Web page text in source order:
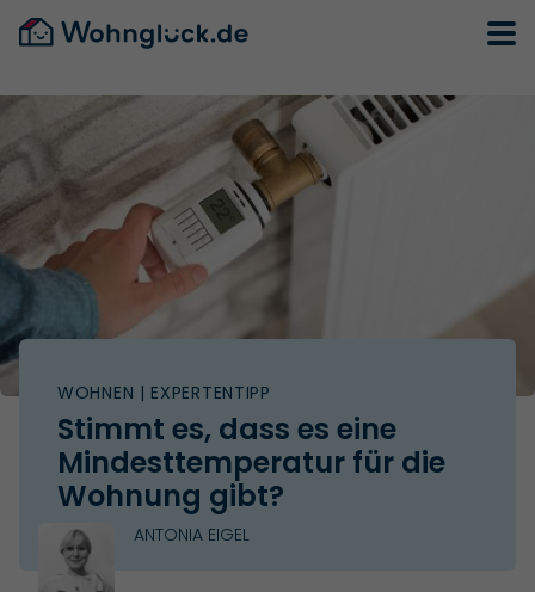
WOHNEN | EXPERTENTIPP
Stimmt es, dass es eine
Mindesttemperatur für die
Wohnung gibt?
ANTONIA EIGEL